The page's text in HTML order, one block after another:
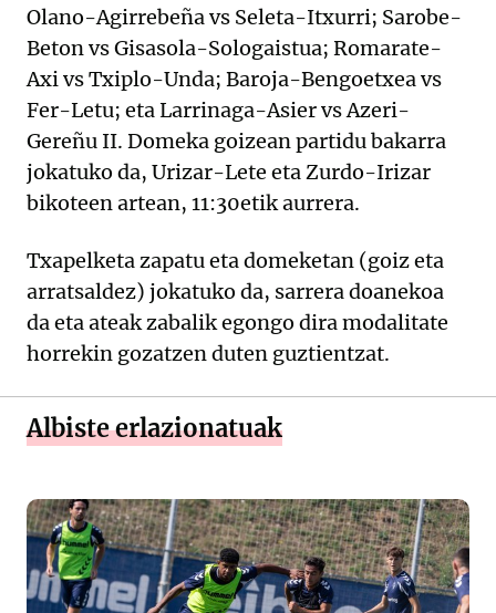
Olano-Agirrebeña vs Seleta-Itxurri; Sarobe-
Beton vs Gisasola-Sologaistua; Romarate-
Axi vs Txiplo-Unda; Baroja-Bengoetxea vs
Fer-Letu; eta Larrinaga-Asier vs Azeri-
Gereñu II. Domeka goizean partidu bakarra
jokatuko da, Urizar-Lete eta Zurdo-Irizar
bikoteen artean, 11:30etik aurrera.
Txapelketa zapatu eta domeketan (goiz eta
arratsaldez) jokatuko da, sarrera doanekoa
da eta ateak zabalik egongo dira modalitate
horrekin gozatzen duten guztientzat.
Albiste erlazionatuak